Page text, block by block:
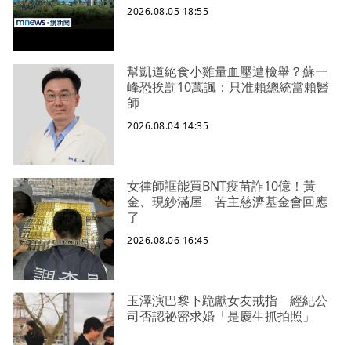
2026.08.05 18:55
幫凱道絕食小雞量血壓遭檢舉？蘇一
峰恐挨罰10萬諷：只准賴總統當賴醫
師
2026.08.04 14:35
女律師誆能買BNT疫苗詐10億！黃
金、現鈔滿屋 苦主慈濟基金會回應
了
2026.08.06 16:45
玉澤演巴黎下跪獻女友戒指 經紀公
司否認祕密求婚「是慶生抓拍照」